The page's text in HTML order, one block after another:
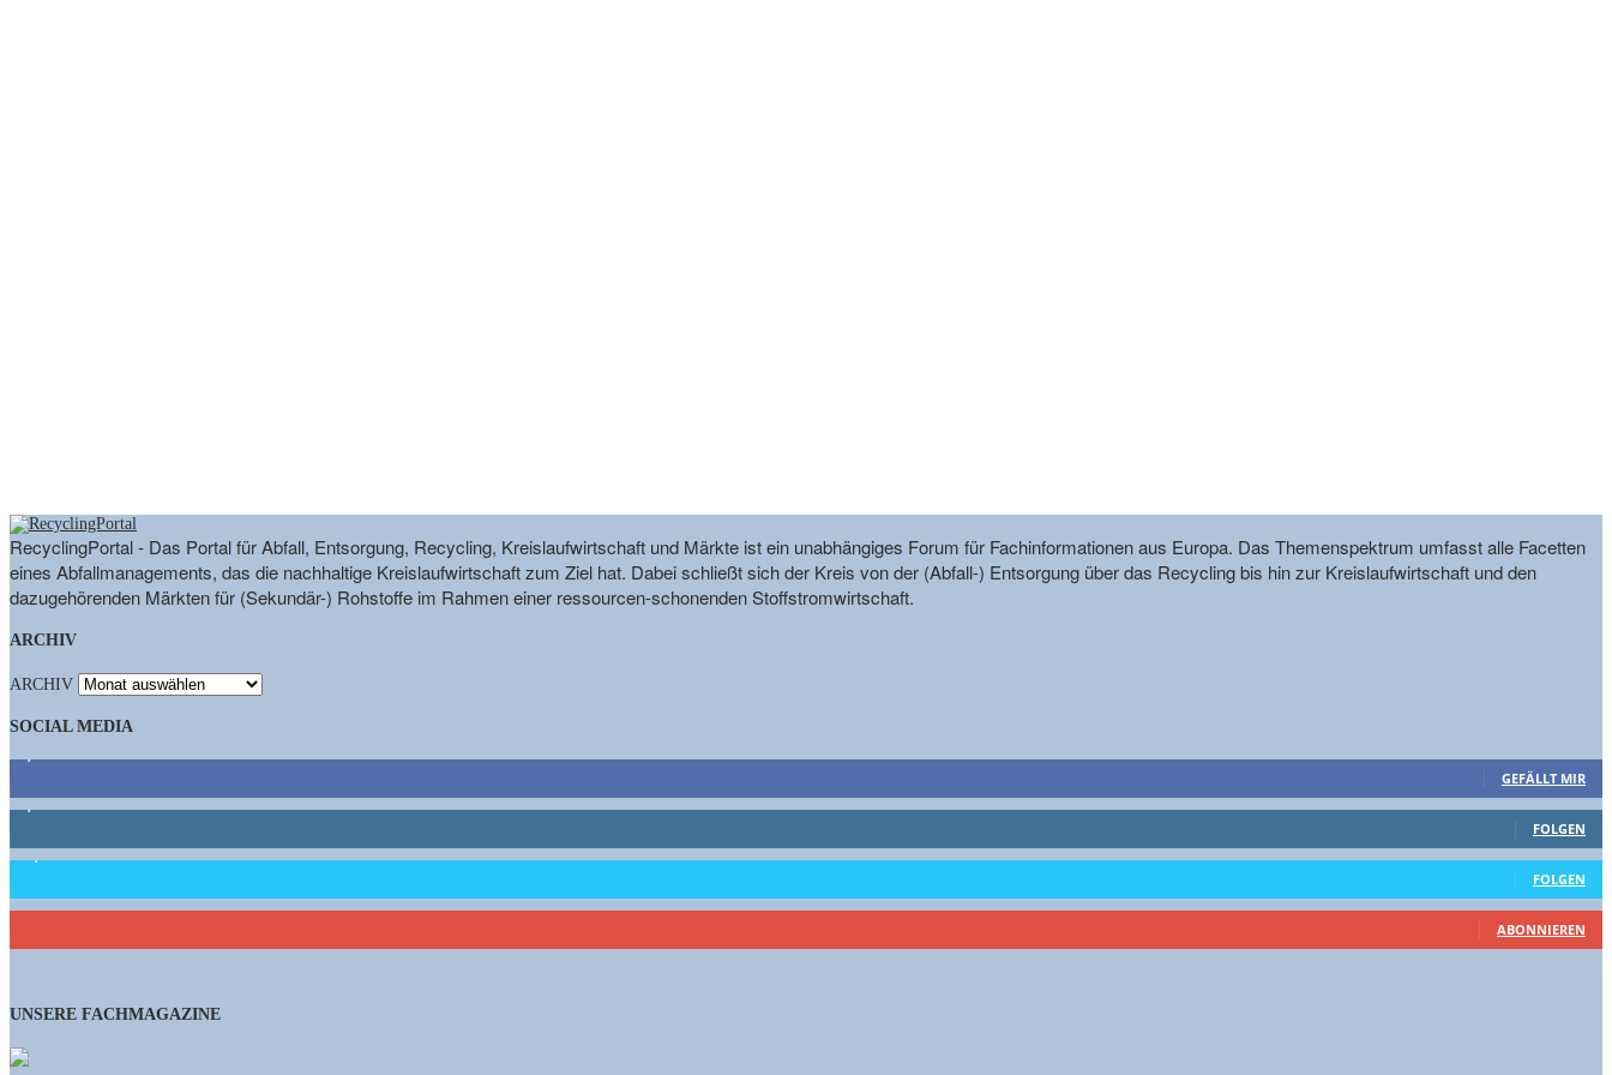
RecyclingPortal - Das Portal für Abfall, Entsorgung, Recycling, Kreislaufwirtschaft und Märkte ist ein unabhängiges Forum für Fachinformationen aus Europa. Das Themenspektrum umfasst alle Facetten
eines Abfallmanagements, das die nachhaltige Kreislaufwirtschaft zum Ziel hat. Dabei schließt sich der Kreis von der (Abfall-) Entsorgung über das Recycling bis hin zur Kreislaufwirtschaft und den
dazugehörenden Märkten für (Sekundär-) Rohstoffe im Rahmen einer ressourcen-schonenden Stoffstromwirtschaft.
ARCHIV
ARCHIV
SOCIAL MEDIA
GEFÄLLT MIR
FOLGEN
FOLGEN
ABONNIEREN
UNSERE FACHMAGAZINE